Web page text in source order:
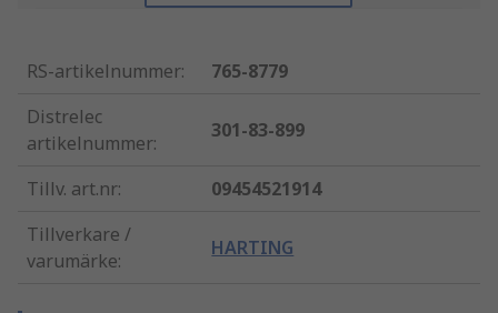
RS-artikelnummer:
765-8779
Distrelec
artikelnummer:
301-83-899
Tillv. art.nr:
09454521914
Tillverkare /
varumärke:
HARTING